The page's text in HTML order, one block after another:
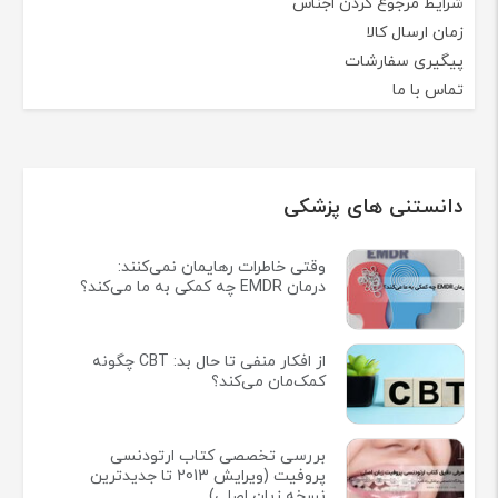
زمان ارسال کالا
پیگیری سفارشات
تماس با ما
دانستنی های پزشکی
وقتی خاطرات رهایمان نمی‌کنند:
درمان EMDR چه کمکی به ما می‌کند؟
از افکار منفی تا حال بد: CBT چگونه
کمک‌مان می‌کند؟
بررسی تخصصی کتاب ارتودنسی
پروفیت (ویرایش 2013 تا جدیدترین